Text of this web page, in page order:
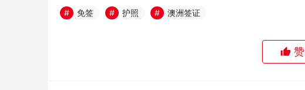
免签 护照 澳洲签证
赞